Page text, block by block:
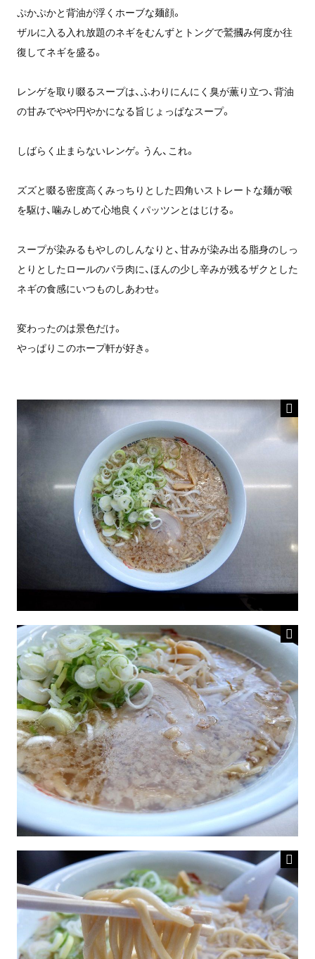
ぷかぷかと背油が浮くホーブな麺顔。
ザルに入る入れ放題のネギをむんずとトングで鷲摑み何度か往
復してネギを盛る。
レンゲを取り啜るスープは、ふわりにんにく臭が薫り立つ、背油
の甘みでやや円やかになる旨じょっぱなスープ。
しばらく止まらないレンゲ。うん、これ。
ズズと啜る密度高くみっちりとした四角いストレートな麺が喉
を駆け、噛みしめて心地良くパッツンとはじける。
スープが染みるもやしのしんなりと、甘みが染み出る脂身のしっ
とりとしたロールのバラ肉に、ほんの少し辛みが残るザクとした
ネギの食感にいつものしあわせ。
変わったのは景色だけ。
やっぱりこのホープ軒が好き。